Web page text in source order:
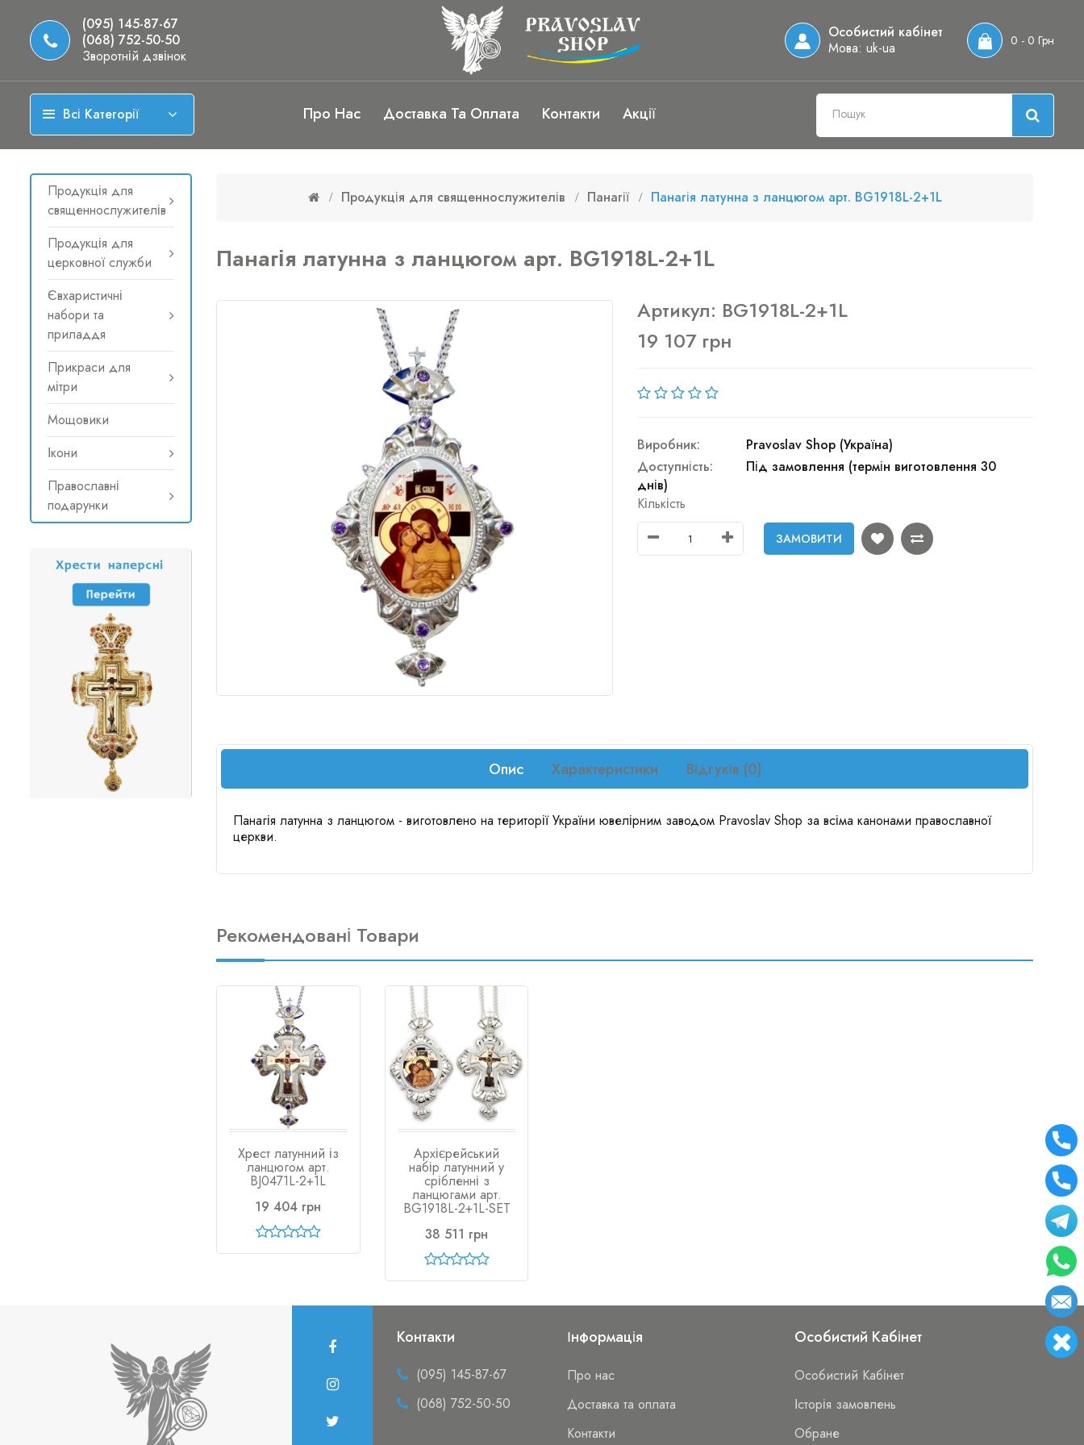
(095) 145-87-67
(068) 752-50-50
Зворотній дзвінок
Особистий кабінет
Мова: uk-ua 0 - 0 Грн
Всі Категорії Про Нас Доставка Та Оплата Контакти Акції
Продукція для
священнослужителів
Продукція для
церковної служби
Євхаристичні
набори та
приладдя
Прикраси для
мітри
Мощовики
Ікони
Православні
подарунки
Продукція для священнослужителів Панагії Панагія латунна з ланцюгом арт. BG1918L-2+1L
Панагія латунна з ланцюгом арт. BG1918L-2+1L
Артикул: BG1918L-2+1L
19 107 грн
Виробник:
Pravoslav Shop (Україна)
Доступність:
Під замовлення (термін виготовлення 30
днів)
Кількість
ЗАМОВИТИ
Опис Характеристики Відгуків (0)
Панагія латунна з ланцюгом - виготовлено на території України ювелірним заводом Pravoslav Shop за всіма канонами православної
церкви.
Рекомендовані Товари
Хрест латунний із
ланцюгом арт.
BJ0471L-2+1L
19 404 грн
Архієрейський
набір латунний у
срібленні з
ланцюгами арт.
BG1918L-2+1L-SET
38 511 грн
Контакти
(095) 145-87-67
(068) 752-50-50
Інформація
Про нас
Доставка та оплата
Контакти
Особистий Кабінет
Особистий Кабінет
Історія замовлень
Обране